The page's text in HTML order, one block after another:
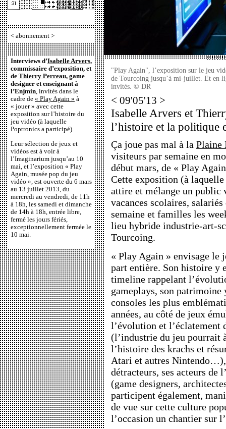
< abonnement >
Interviews d’Isabelle Arvers,
commissaire d’exposition, et
de Thierry Perreau, game
designer et enseignant à
l’Enjmin, invités dans le
cadre de « Play Again » à
« jouer » avec cette
exposition sur l’histoire du
jeu vidéo (à laquelle
Poptronics a participé).
Leur sélection de jeux et
vidéos est à voir à
l’Imaginarium jusqu’au 10
mai, et l’exposition « Play
Again, musée pop du jeu
vidéo », est ouverte du 6 mars
au 13 juillet 2013, du
mercredi au vendredi, de 11h
à 18h, les samedi et dimanche
de 14h à 18h, entrée libre,
fermé les jours fériés,
exceptionnellement fermée le
10 mai.
"Play Again", l’exposition sur le jeu
de Tourcoing jusqu’à mi-juillet. Et en
invités. © DR
< 09'05'13 >
Isabelle Arvers et
l’histoire et la politique
Ça joue pas mal à la Plaine
visiteurs par semaine en
début mars, de « Play
Cette exposition (à
attire et mélange un public
vacances scolaires,
semaine et familles les
lieu hybride industrie-art-
Tourcoing.
« Play Again » envisage le
part entière. Son histoire y
timeline rappelant
gameplays, son patrimoine
consoles les plus
années, au côté de jeux
l’évolution et l’éclatement
(l’industrie du jeu pourrait
l’histoire des krachs et
Atari et autres Nintendo…),
détracteurs, ses acteurs de
(game designers,
participent également,
de vue sur cette culture
l’occasion un chantier sur